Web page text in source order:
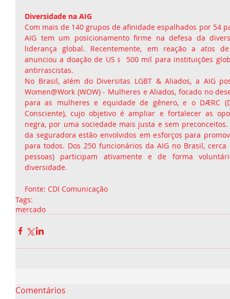
Diversidade na AIG
Com mais de 140 grupos de afinidade espalhados por 54
AIG tem um posicionamento firme na defesa da
liderança global. Recentemente, em reação a atos
anunciou a doação de US﹩ 500 mil para instituições
antirrascistas.
No Brasil, além do Diversitas LGBT & Aliados, a AIG
Women@Work (WOW) - Mulheres e Aliados, focado no
para as mulheres e equidade de gênero, e o DÆRC
Consciente), cujo objetivo é ampliar e fortalecer as
negra, por uma sociedade mais justa e sem
da seguradora estão envolvidos em esforços para
para todos. Dos 250 funcionários da AIG no Brasil,
pessoas) participam ativamente e de forma
diversidade.
Fonte: CDI Comunicação
Tags:
mercado
Comentários